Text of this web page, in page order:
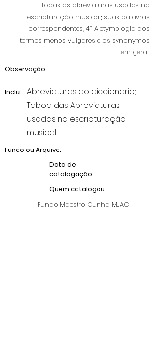
todas as abreviaturas usadas na
escripturação musical; suas palavras
correspondentes; 4º A etymologia dos
termos menos vulgares e os synonymos
em geral.
Observação: -
Inclui: Abreviaturas do diccionario;
Taboa das Abreviaturas -
usadas na escripturação
musical
Fundo ou Arquivo:
Data de
catalogação:
Quem catalogou:
Fundo Maestro Cunha MJAC